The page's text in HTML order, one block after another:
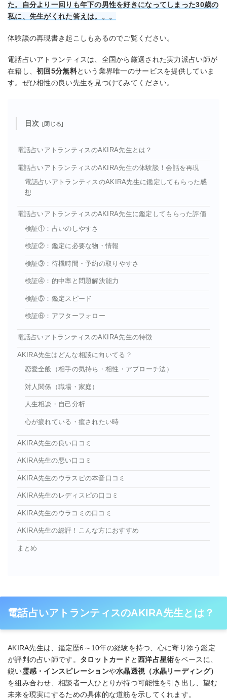
た。自分より一回りも年下の男性を好きになってしまった30歳の
私に、先生がくれた答えは。。。
体験談の再現書き起こしもあるのでご覧ください。
電話占いアトランティスは、全国から厳選された実力派占い師が
在籍し、初回5分無料という業界唯一のサービスを提供していま
す。ぜひ相性の良い先生を見つけてみてください。
目次
電話占いアトランティスのAKIRA先生とは？
電話占いアトランティスのAKIRA先生の体験談！会話を再現
電話占いアトランティスのAKIRA先生に鑑定してもらった感
想
電話占いアトランティスのAKIRA先生に鑑定してもらった評価
検証①：占いのしやすさ
検証②：鑑定に必要な物・情報
検証③：待機時間・予約の取りやすさ
検証④：的中率と問題解決能力
検証⑤：鑑定スピード
検証⑥：アフターフォロー
電話占いアトランティスのAKIRA先生の特徴
AKIRA先生はどんな相談に向いてる？
恋愛全般（相手の気持ち・相性・アプローチ法）
対人関係（職場・家庭）
人生相談・自己分析
心が疲れている・癒されたい時
AKIRA先生の良い口コミ
AKIRA先生の悪い口コミ
AKIRA先生のウラスピの本音口コミ
AKIRA先生のレディスピの口コミ
AKIRA先生のウラコミの口コミ
AKIRA先生の総評！こんな方におすすめ
まとめ
電話占いアトランティスのAKIRA先生とは？
AKIRA先生は、鑑定歴6～10年の経験を持つ、心に寄り添う鑑定
が評判の占い師です。 タロットカード と西洋占星術をベースに、
鋭い霊感・インスピレーションや水晶透視（水晶リーディング）
を組み合わせ、相談者一人ひとりが持つ可能性を引き出し、望む
未来を現実にするための具体的な道筋を示してくれます。